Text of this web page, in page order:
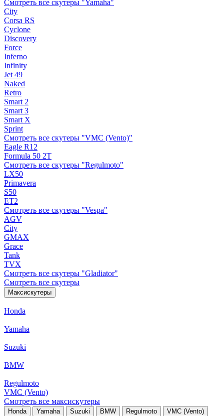
Смотреть все скутеры "Yamaha"
City
Corsa RS
Cyclone
Discovery
Force
Inferno
Infinity
Jet 49
Naked
Retro
Smart 2
Smart 3
Smart X
Sprint
Смотреть все скутеры "VMC (Vento)"
Eagle R12
Formula 50 2Т
Смотреть все скутеры "Regulmoto"
LX50
Primavera
S50
ET2
Смотреть все скутеры "Vespa"
AGV
City
GMAX
Grace
Tank
TVX
Смотреть все скутеры "Gladiator"
Смотреть все скутеры
Максискутеры
Honda
Yamaha
Suzuki
BMW
Regulmoto
VMC (Vento)
Смотреть все максискутеры
Honda Yamaha Suzuki BMW Regulmoto VMC (Vento)